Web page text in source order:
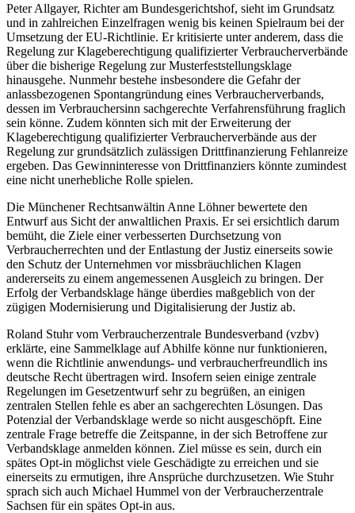
Peter Allgayer, Richter am Bundesgerichtshof, sieht im Grundsatz
und in zahlreichen Einzelfragen wenig bis keinen Spielraum bei der
Umsetzung der EU-Richtlinie. Er kritisierte unter anderem, dass die
Regelung zur Klageberechtigung qualifizierter Verbraucherverbände
über die bisherige Regelung zur Musterfeststellungsklage
hinausgehe. Nunmehr bestehe insbesondere die Gefahr der
anlassbezogenen Spontangründung eines Verbraucherverbands,
dessen im Verbrauchersinn sachgerechte Verfahrensführung fraglich
sein könne. Zudem könnten sich mit der Erweiterung der
Klageberechtigung qualifizierter Verbraucherverbände aus der
Regelung zur grundsätzlich zulässigen Drittfinanzierung Fehlanreize
ergeben. Das Gewinninteresse von Drittfinanziers könnte zumindest
eine nicht unerhebliche Rolle spielen.
Die Münchener Rechtsanwältin Anne Löhner bewertete den
Entwurf aus Sicht der anwaltlichen Praxis. Er sei ersichtlich darum
bemüht, die Ziele einer verbesserten Durchsetzung von
Verbraucherrechten und der Entlastung der Justiz einerseits sowie
den Schutz der Unternehmen vor missbräuchlichen Klagen
andererseits zu einem angemessenen Ausgleich zu bringen. Der
Erfolg der Verbandsklage hänge überdies maßgeblich von der
zügigen Modernisierung und Digitalisierung der Justiz ab.
Roland Stuhr vom Verbraucherzentrale Bundesverband (vzbv)
erklärte, eine Sammelklage auf Abhilfe könne nur funktionieren,
wenn die Richtlinie anwendungs- und verbraucherfreundlich ins
deutsche Recht übertragen wird. Insofern seien einige zentrale
Regelungen im Gesetzentwurf sehr zu begrüßen, an einigen
zentralen Stellen fehle es aber an sachgerechten Lösungen. Das
Potenzial der Verbandsklage werde so nicht ausgeschöpft. Eine
zentrale Frage betreffe die Zeitspanne, in der sich Betroffene zur
Verbandsklage anmelden können. Ziel müsse es sein, durch ein
spätes Opt-in möglichst viele Geschädigte zu erreichen und sie
einerseits zu ermutigen, ihre Ansprüche durchzusetzen. Wie Stuhr
sprach sich auch Michael Hummel von der Verbraucherzentrale
Sachsen für ein spätes Opt-in aus.